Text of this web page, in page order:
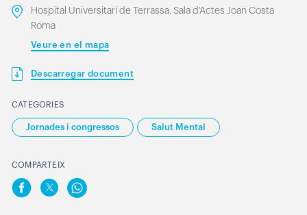
Hospital Universitari de Terrassa. Sala d'Actes Joan Costa
Roma
Veure en el mapa
Descarregar document
CATEGORIES
Jornades i congressos Salut Mental
COMPARTEIX